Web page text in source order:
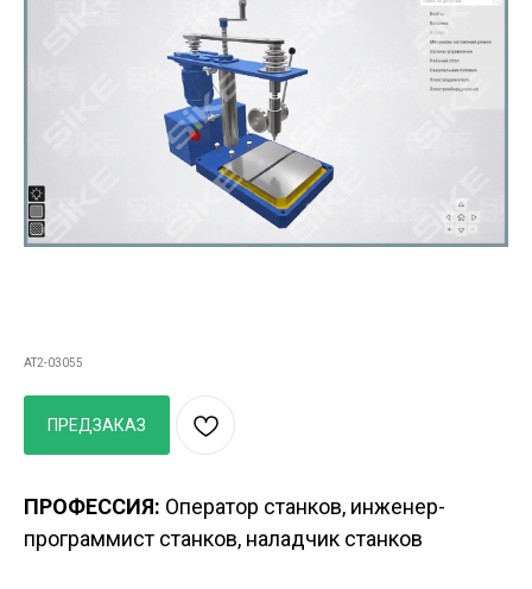
AT2-03055
ПРЕДЗАКАЗ
ПРОФЕССИЯ: Оператор станков, инженер-
программист станков, наладчик станков